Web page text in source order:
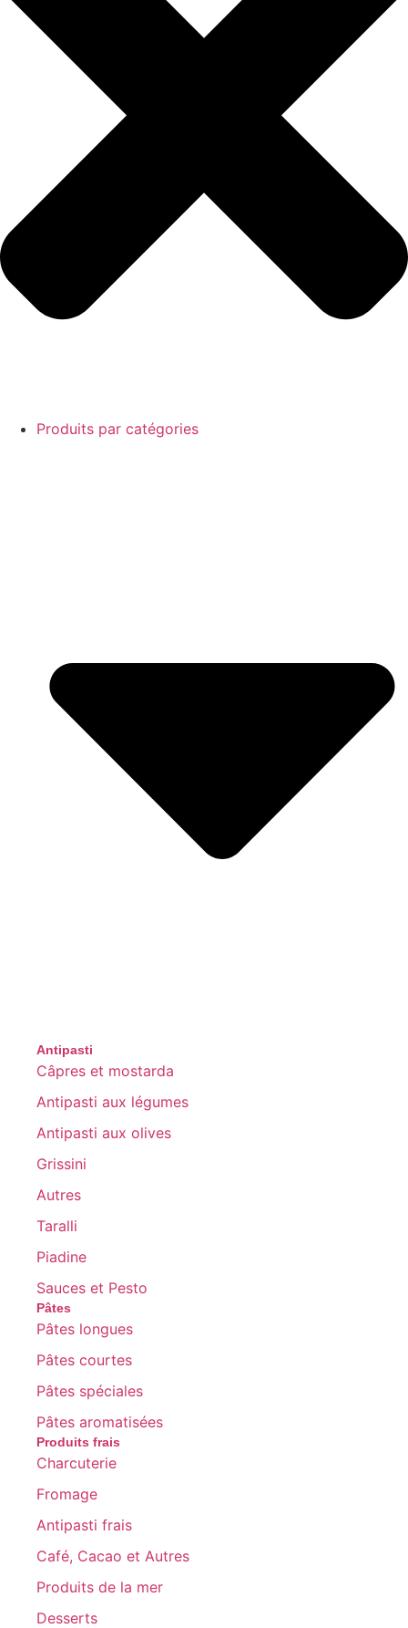
Produits par catégories
Antipasti
Câpres et mostarda
Antipasti aux légumes
Antipasti aux olives
Grissini
Autres
Taralli
Piadine
Sauces et Pesto
Pâtes
Pâtes longues
Pâtes courtes
Pâtes spéciales
Pâtes aromatisées
Produits frais
Charcuterie
Fromage
Antipasti frais
Café, Cacao et Autres
Produits de la mer
Desserts